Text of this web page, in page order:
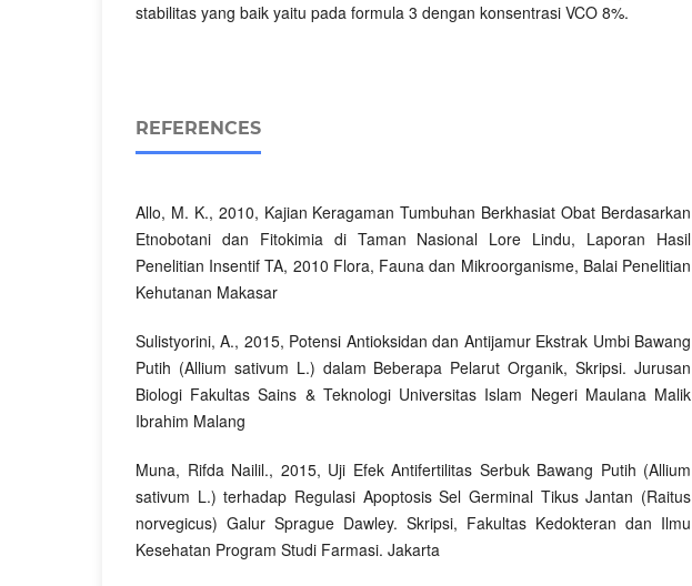
stabilitas yang baik yaitu pada formula 3 dengan konsentrasi VCO 8%.
REFERENCES
Allo, M. K., 2010, Kajian Keragaman Tumbuhan Berkhasiat Obat Berdasarkan
Etnobotani dan Fitokimia di Taman Nasional Lore Lindu, Laporan Hasil
Penelitian Insentif TA, 2010 Flora, Fauna dan Mikroorganisme, Balai Penelitian
Kehutanan Makasar
Sulistyorini, A., 2015, Potensi Antioksidan dan Antijamur Ekstrak Umbi Bawang
Putih (Allium sativum L.) dalam Beberapa Pelarut Organik, Skripsi. Jurusan
Biologi Fakultas Sains & Teknologi Universitas Islam Negeri Maulana Malik
Ibrahim Malang
Muna, Rifda Nailil., 2015, Uji Efek Antifertilitas Serbuk Bawang Putih (Allium
sativum L.) terhadap Regulasi Apoptosis Sel Germinal Tikus Jantan (Raitus
norvegicus) Galur Sprague Dawley. Skripsi, Fakultas Kedokteran dan Ilmu
Kesehatan Program Studi Farmasi. Jakarta